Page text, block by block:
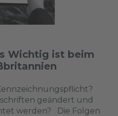
Wichtig ist beim
geändert und
werden? Die Folgen